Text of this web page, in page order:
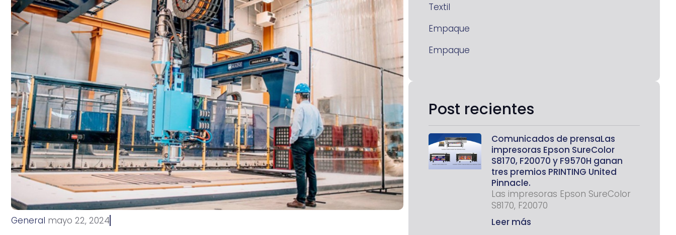
General mayo 22, 2024
Textil
Empaque
Empaque
Post recientes
Comunicados de prensaLas
impresoras Epson SureColor
S8170, F20070 y F9570H ganan
tres premios PRINTING United
Pinnacle.
Las impresoras Epson SureColor
S8170, F20070
Leer más